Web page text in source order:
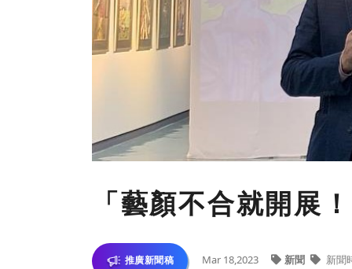
「藝顏不合就開展
推廣新聞稿 Mar 18,2023 新聞 新聞